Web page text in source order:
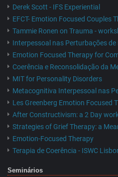
Derek Scott - IFS Experiential
EFCT- Emotion Focused Couples
Tammie Ronen on Trauma -
Interpessoal nas Perturbações
Emotion Focused Therapy for
Coerência e Reconsolidação da
MIT for Personality Disorders
Metacognitiva Interpessoal nas
Les Greenberg Emotion Focused
After Constructivism: a 2 Day
Strategies of Grief Therapy: a
Emotion-Focused Therapy
Terapia de Coerência - ISWC
Seminários